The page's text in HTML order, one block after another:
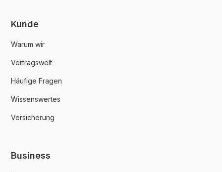
Kunde
Warum wir
Vertragswelt
Häufige Fragen
Wissenswertes
Versicherung
Business